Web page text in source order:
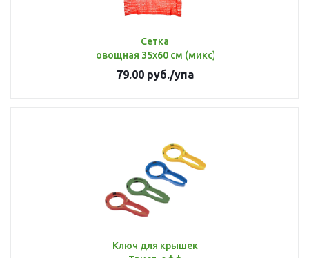
Сетка
овощная 35х60 см (микс) до 15 кг [уп 5 шт]
79.00руб./упа
Ключ для крышек